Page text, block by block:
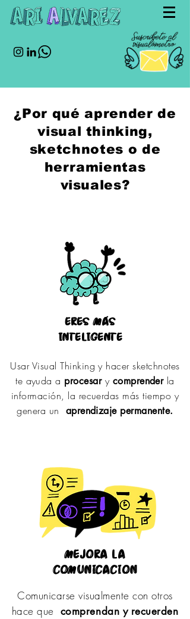
¿Por qué aprender de
visual thinking,
sketchnotes o de
herramientas
visuales?
eres más
inteligente
Usar Visual Thinking y hacer sketchnotes
te ayuda a procesary comprenderla
información, la recuerdas más tiempo y
genera un aprendizaje permanente.
mejora la
comunicacion
Comunicarse visualmente con otros
hace que comprendan y recuerden